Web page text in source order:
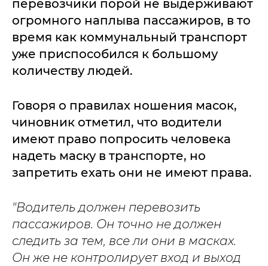
перевозчики порой не выдерживают
огромного наплыва пассажиров, в то
время как коммунальный транспорт
уже приспособился к большому
количеству людей.
Говоря о правилах ношения масок,
чиновник отметил, что водители
имеют право попросить человека
надеть маску в транспорте, но
запретить ехать они не имеют права.
"Водитель должен перевозить
пассажиров. Он точно не должен
следить за тем, все ли они в масках.
Он же не контролирует вход и выход